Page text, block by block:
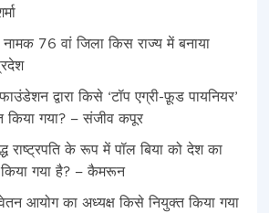
76 वां जिला किस राज्य में बनाया
द्वारा किसे ‘टॉप एग्री-फ़ूड पायनियर’
किया गया? – संजीव कपूर
राष्ट्रपति के रूप में पॉल बिया को देश का
किया गया है? – कैमरून
वेतन आयोग का अध्यक्ष किसे नियुक्त किया गया